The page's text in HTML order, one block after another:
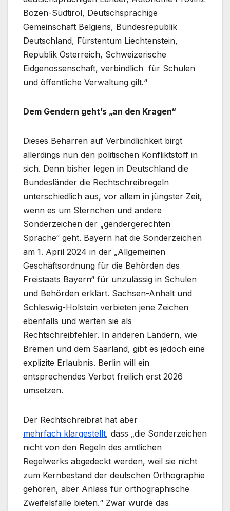
Bozen-Südtirol, Deutschsprachige
Gemeinschaft Belgiens, Bundesrepublik
Deutschland, Fürstentum Liechtenstein,
Republik Österreich, Schweizerische
Eidgenossenschaft, verbindlich für Schulen
und öffentliche Verwaltung gilt.“
Dem Gendern geht’s „an den Kragen“
Dieses Beharren auf Verbindlichkeit birgt
allerdings nun den politischen Konfliktstoff in
sich. Denn bisher legen in Deutschland die
Bundesländer die Rechtschreibregeln
unterschiedlich aus, vor allem in jüngster Zeit,
wenn es um Sternchen und andere
Sonderzeichen der „gendergerechten
Sprache“ geht. Bayern hat die Sonderzeichen
am 1. April 2024 in der „Allgemeinen
Geschäftsordnung für die Behörden des
Freistaats Bayern“ für unzulässig in Schulen
und Behörden erklärt. Sachsen-Anhalt und
Schleswig-Holstein verbieten jene Zeichen
ebenfalls und werten sie als
Rechtschreibfehler. In anderen Ländern, wie
Bremen und dem Saarland, gibt es jedoch eine
explizite Erlaubnis. Berlin will ein
entsprechendes Verbot freilich erst 2026
umsetzen.
Der Rechtschreibrat hat aber
mehrfach klargestellt, dass „die Sonderzeichen
nicht von den Regeln des amtlichen
Regelwerks abgedeckt werden, weil sie nicht
zum Kernbestand der deutschen Orthographie
gehören, aber Anlass für orthographische
Zweifelsfälle bieten.“ Zwar wurde das